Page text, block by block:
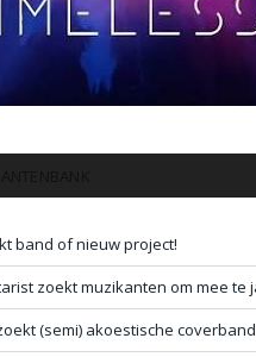
band of nieuw project!
zoekt muzikanten om mee te
(semi) akoestische